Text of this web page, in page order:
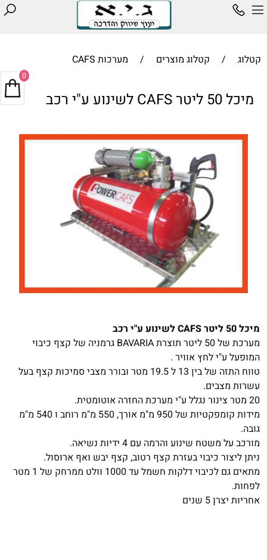
קטלוג / קטלוג מוצרים / מערכות CAFS
מיכל 50 ליטר CAFS לשינוע ע"י רכב
מיכל 50 ליטר CAFS לשינוע ע"י רכב
מערכת של 50 ליטר תוצרת BAVARIA גרמניה של קצף כיבוי
המופעל ע"י לחץ אוויר .
טווח התזה של בין 13 ל 19.5 מטר ובורר מצבי סמיכות קצף בעל
עשרות מצבים.
20 מטר צינור נגלל ע"י מערכת החזרה אוטומטית.
מידות קומפקטיות של 950 מ"מ אורך, 550 מ"מ רוחב ו 540 מ"מ
גובה.
מורכב על משטח שינוע והרמה עם 4 ידיות נשיאה.
ניתן ליצור כיבוי בעזרת קצף רטוב, קצף יבש ואף ארוסול.
מתאים גם לכיבוי דלקות חשמל עד 1000 וולט ממרחק של 1 מטר
לפחות.
אחריות יצרן 5 שנים
0